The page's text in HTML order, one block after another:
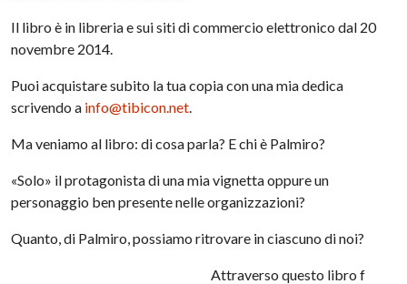
Il libro è in libreria e sui siti di commercio elettronico dal 20
novembre 2014.
Puoi acquistare subito la tua copia con una mia dedica
scrivendo a info@tibicon.net.
Ma veniamo al libro: di cosa parla? E chi è Palmiro?
«Solo» il protagonista di una mia vignetta oppure un
personaggio ben presente nelle organizzazioni?
Quanto, di Palmiro, possiamo ritrovare in ciascuno di noi?
Attraverso questo libro f